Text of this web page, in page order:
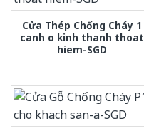
Cửa Thép Chống Cháy 1
canh o kinh thanh thoat
hiem-SGD